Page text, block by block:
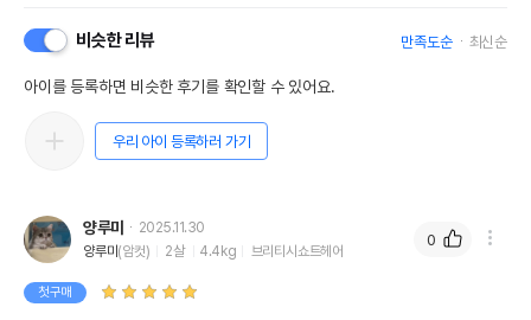
비슷한 리뷰 만족도순 최신순
아이를 등록하면 비슷한 후기를 확인할 수 있어요.
우리 아이 등록하러 가기
양루미
2025.11.30
양루미 (암컷) 2살 4.4kg 브리티시쇼트헤어
첫구매
0